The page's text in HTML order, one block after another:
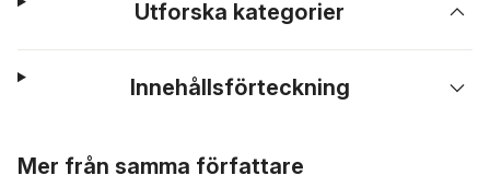
Utforska kategorier
Innehållsförteckning
Mer från samma författare